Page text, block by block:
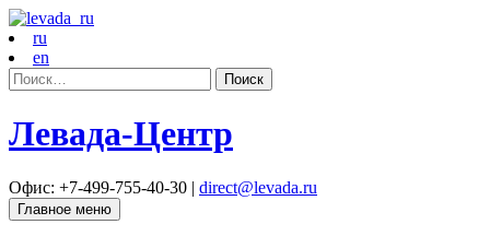
ru
en
Найти:
Левада-Центр
Офис: +7-499-755-40-30 | direct@levada.ru
Главное меню